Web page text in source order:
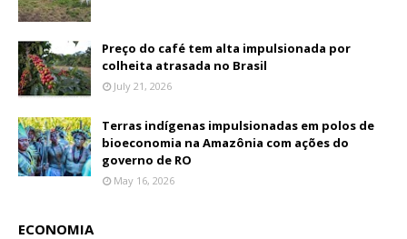
Preço do café tem alta impulsionada por
colheita atrasada no Brasil
July 21, 2026
Terras indígenas impulsionadas em polos de
bioeconomia na Amazônia com ações do
governo de RO
May 16, 2026
ECONOMIA